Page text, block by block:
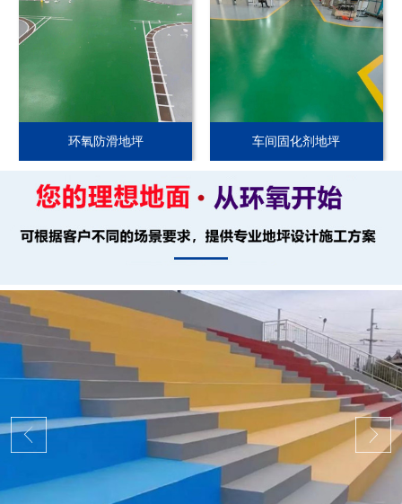
环氧防滑地坪 车间固化剂地坪